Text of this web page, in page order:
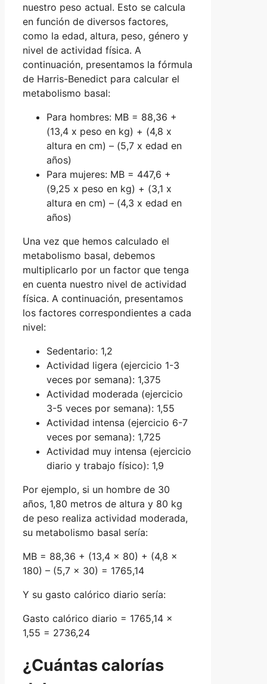
nuestro peso actual. Esto se calcula
en función de diversos factores,
como la edad, altura, peso, género y
nivel de actividad física. A
continuación, presentamos la fórmula
de Harris-Benedict para calcular el
metabolismo basal:
Para hombres: MB = 88,36 +
(13,4 x peso en kg) + (4,8 x
altura en cm) – (5,7 x edad en
años)
Para mujeres: MB = 447,6 +
(9,25 x peso en kg) + (3,1 x
altura en cm) – (4,3 x edad en
años)
Una vez que hemos calculado el
metabolismo basal, debemos
multiplicarlo por un factor que tenga
en cuenta nuestro nivel de actividad
física. A continuación, presentamos
los factores correspondientes a cada
nivel:
Sedentario: 1,2
Actividad ligera (ejercicio 1-3
veces por semana): 1,375
Actividad moderada (ejercicio
3-5 veces por semana): 1,55
Actividad intensa (ejercicio 6-7
veces por semana): 1,725
Actividad muy intensa (ejercicio
diario y trabajo físico): 1,9
Por ejemplo, si un hombre de 30
años, 1,80 metros de altura y 80 kg
de peso realiza actividad moderada,
su metabolismo basal sería:
MB = 88,36 + (13,4 x 80) + (4,8 x
180) – (5,7 x 30) = 1765,14
Y su gasto calórico diario sería:
Gasto calórico diario = 1765,14 x
1,55 = 2736,24
¿Cuántas calorías